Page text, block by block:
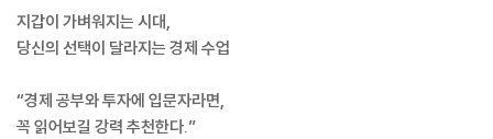
지갑이 가벼워지는 시대,
당신의 선택이 달라지는 경제 수업
“경제 공부와 투자에 입문자라면,
꼭 읽어보길 강력 추천한다.”